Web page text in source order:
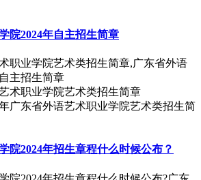
院2024年自主招生简章
职业学院艺术类招生简章,广东省外语
主招生简章
广东省外语艺术职业学院艺术类招生简
院2024年招生章程什么时候公布？